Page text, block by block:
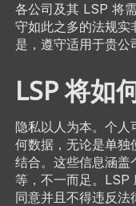
各公司及其 LSP 将
守如此之多的法规实
是，遵守适用于贵公
LSP 将如
隐私以人为本。个
何数据，无论是单独
结合。这些信息涵盖
等，不一而足。LSP
同意并且不得违反法